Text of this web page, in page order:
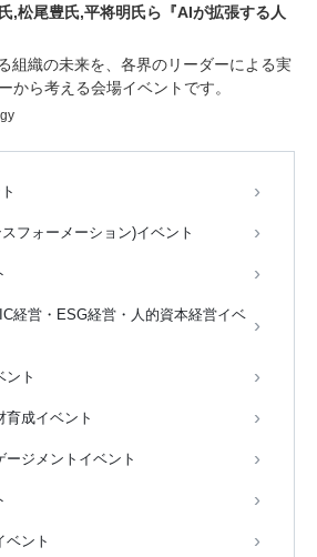
,松尾豊氏,平将明氏ら『AIが拡張する人
組織の未来を、各界のリーダーによる実
から考える会場イベントです。
フォーメーション)イベント
経営・ESG経営・人的資本経営イベ
ント
育成イベント
ジメントイベント
ベント